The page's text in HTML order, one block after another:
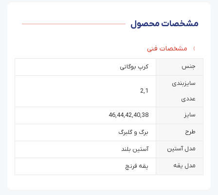
مشخصات محصول
مشخصات فنی
جنس کرپ بوگاتی
سایزبندی
عددی
1
,
2
سایز 38
,
40
,
42
,
44
,
46
طرح برگ و گلبرگ
مدل آستین آستین بلند
مدل یقه یقه فرنچ